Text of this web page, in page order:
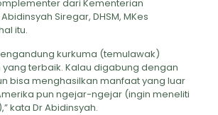
dari Kementerian
Siregar, DHSM, MKes
itu.
kurkuma (temulawak)
terbaik. Kalau digabung dengan
bisa menghasilkan manfaat yang luar
pun ngejar-ngejar (ingin meneliti
kata Dr Abidinsyah.